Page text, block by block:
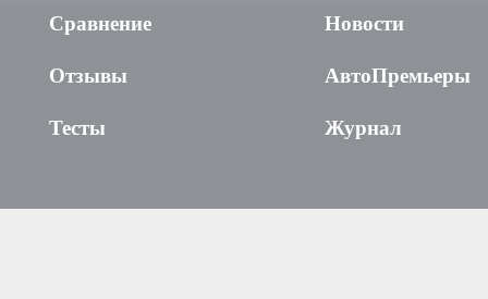
Сравнение
Отзывы
Тесты
Новости
АвтоПремьеры
Журнал